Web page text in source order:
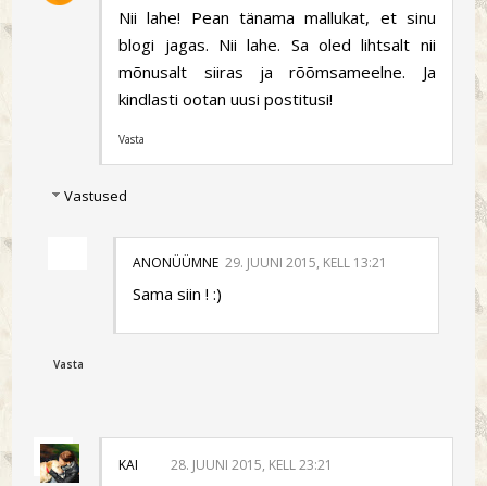
Nii lahe! Pean tänama mallukat, et sinu
blogi jagas. Nii lahe. Sa oled lihtsalt nii
mõnusalt siiras ja rõõmsameelne. Ja
kindlasti ootan uusi postitusi!
Vasta
Vastused
ANONÜÜMNE 29. JUUNI 2015, KELL 13:21
Sama siin ! :)
Vasta
KAI 28. JUUNI 2015, KELL 23:21